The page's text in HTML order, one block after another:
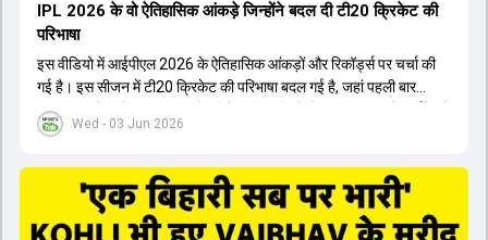
Wed - 03 Jun 2026
IPL 2026 के वो ऐतिहासिक आंकड़े जिन्होंने बदल दी टी20 क्रिकेट की
परिभाषा
इस वीडियो में आईपीएल 2026 के ऐतिहासिक आंकड़ों और रिकॉर्ड्स पर चर्चा की
गई है। इस सीजन में टी20 क्रिकेट की परिभाषा बदल गई है, जहां पहली बार
भारतीय बल्लेबाजों का स्ट्राइक रेट विदेशी खिलाड़ियों से ज्यादा रहा। पूरे टूर्नामेंट में
1426 छक्के लगे और 65 बार टीमों ने 200 से ज्यादा का स्कोर बनाया, जो एक
स्ट्राइक रेट के साथ मोस्ट वैल्युएबल प्लेयर का खिताब जीता। इसके अलावा पंजाब
और बेंगलुरु के प्रदर्शन के साथ-साथ लक्ष्य का पीछा करने वाली टीमों की सफलता
के आंकड़ों का भी विश्लेषण किया गया है।